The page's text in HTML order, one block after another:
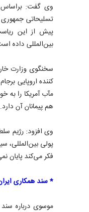
پیش از این
بین‌المللی داده
سخنگوی وزارت
کننده اروپایی
مآب آمریکا را
هم پیمانان آن دارد.
وی افزود: رژیم
پولی بین‌المللی،
فکر می‌کند پایان
* سند همکاری